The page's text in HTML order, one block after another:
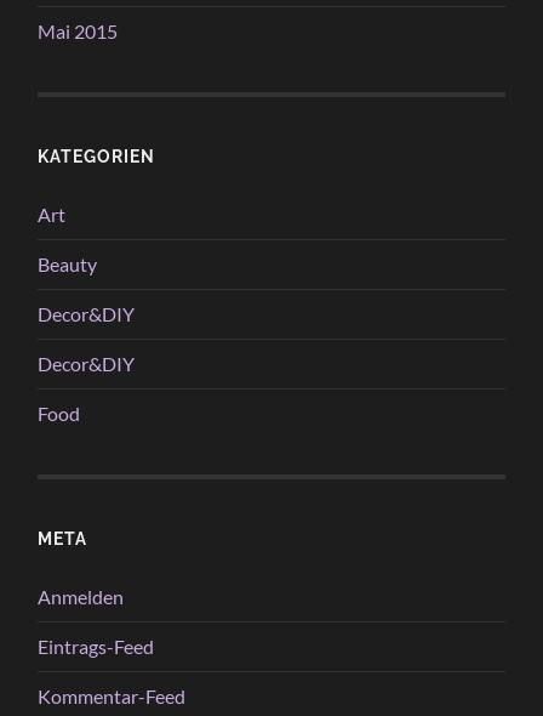
Mai 2015
KATEGORIEN
Art
Beauty
Decor&DIY
Decor&DIY
Food
META
Anmelden
Eintrags-Feed
Kommentar-Feed